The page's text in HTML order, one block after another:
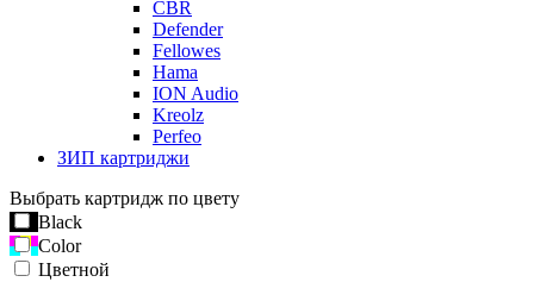
CBR
Defender
Fellowes
Hama
ION Audio
Kreolz
Perfeo
ЗИП картриджи
Выбрать картридж по цвету
Black
Color
Цветной